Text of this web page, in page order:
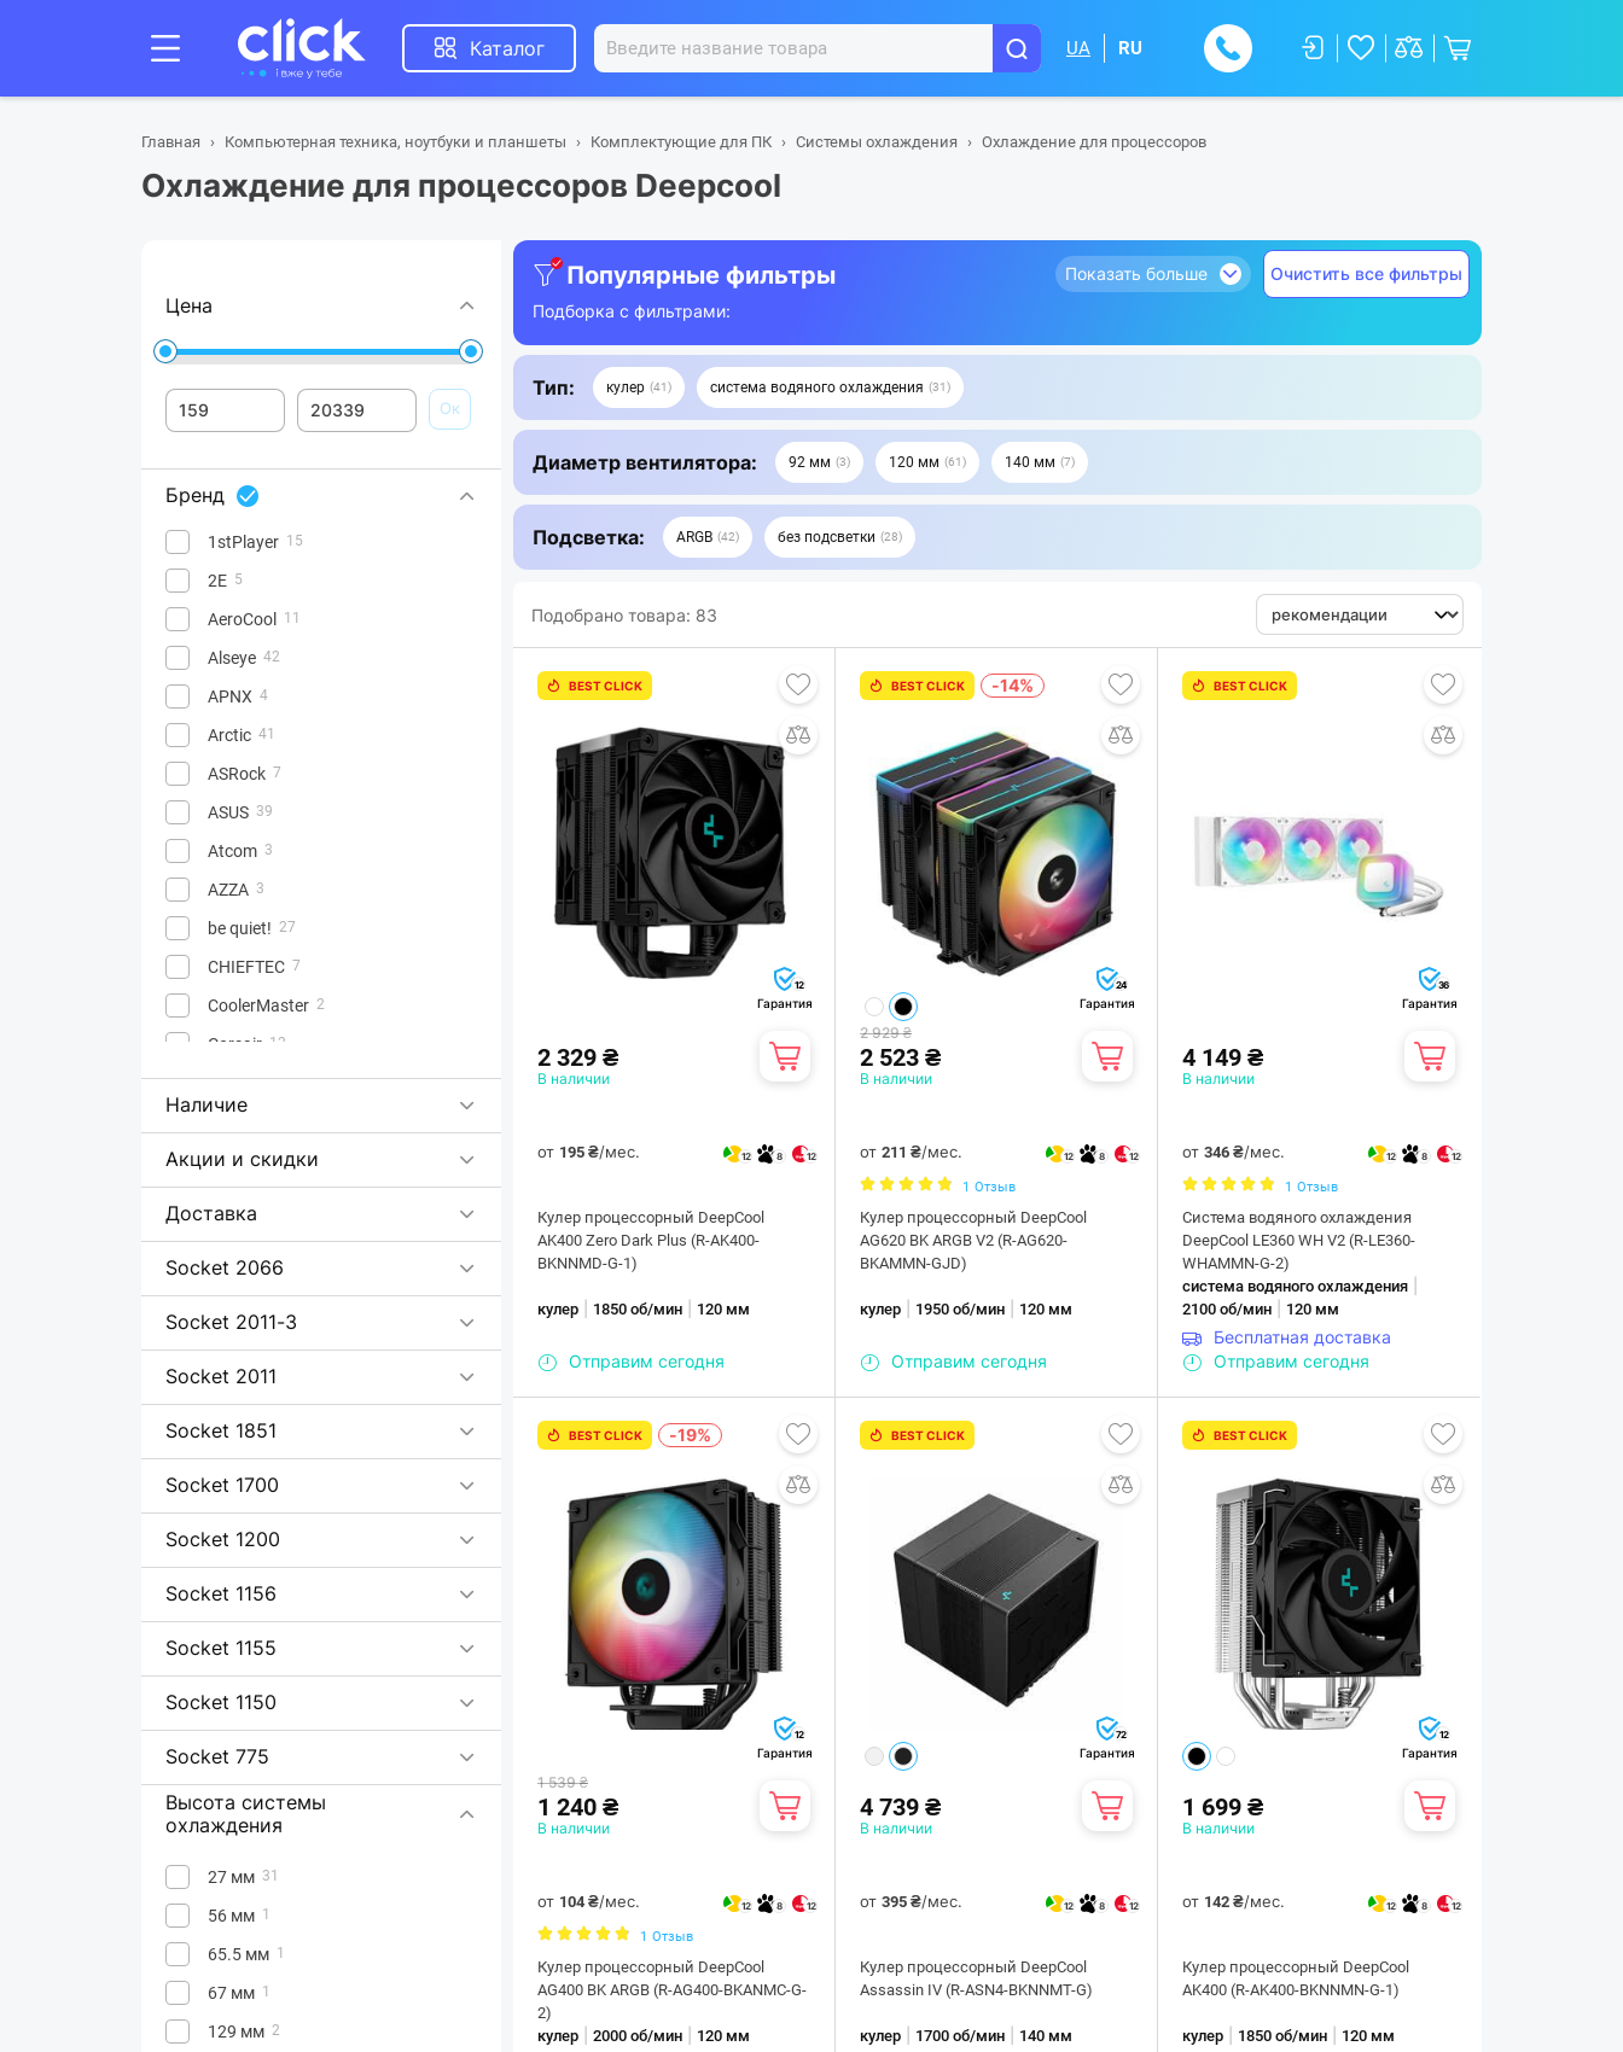
Каталог UA RU
Главная Компьютерная техника, ноутбуки и планшеты Комплектующие для ПК Системы охлаждения Охлаждение для процессоров
Охлаждение для процессоров Deepcool
Цена
Ок
Бренд
1stPlayer 15
2E 5
AeroCool 11
Alseye 42
APNX 4
Arctic 41
ASRock 7
ASUS 39
Atcom 3
AZZA 3
be quiet! 27
CHIEFTEC 7
CoolerMaster 2
Corsair 12
DarkFlash 13
Enermax 1
FSP
GameMax
Gigabyte 9
ID-Cooling 111
Machenike
Noctua 1
NZXT 9
Ocypus 32
PCCooler
SilverStone
Vinga 9
Наличие
Акции и скидки
Доставка
Socket 2066
Socket 2011-3
Socket 2011
Socket 1851
Socket 1700
Socket 1200
Socket 1156
Socket 1155
Socket 1150
Socket 775
Высота системы
охлаждения
27 мм 31
56 мм 1
65.5 мм 1
67 мм 1
129 мм 2
Популярные фильтры
Подборка с фильтрами:
Показать больше Очистить все фильтры
Тип: кулер 41 система водяного охлаждения 31
Диаметр вентилятора: 92 мм 3 120 мм 61 140 мм 7
Подсветка: ARGB 42 без подсветки 28
Подобрано товара: 83
BEST CLICK
12
Гарантия
2 329 ₴
В наличии
от 195 ₴/мес. 12 8 12
Кулер процессорный DeepCool
AK400 Zero Dark Plus (R-AK400-
BKNNMD-G-1)
кулер 1850 об/мин 120 мм
Отправим сегодня
BEST CLICK -14%
24
Гарантия
2 929 ₴
2 523 ₴
В наличии
от211 ₴/мес. 12 8 12
1 Отзыв
Кулер процессорный DeepCool
AG620 BK ARGB V2 (R-AG620-
BKAMMN-GJD)
кулер 1950 об/мин 120 мм
Отправим сегодня
BEST CLICK
36
Гарантия
4 149 ₴
В наличии
от346 ₴/мес. 12 8 12
1 Отзыв
Система водяного охлаждения
DeepCool LE360 WH V2 (R-LE360-
WHAMMN-G-2)
система водяного охлаждения
2100 об/мин 120 мм
Бесплатная доставка
Отправим сегодня
BEST CLICK -19%
12
Гарантия
1 539 ₴
1 240 ₴
В наличии
от 104 ₴/мес. 12 8 12
1 Отзыв
Кулер процессорный DeepCool
AG400 BK ARGB (R-AG400-BKANMC-G-
2)
кулер
2000 об/мин 120 мм
BEST CLICK
72
Гарантия
4 739 ₴
В наличии
от395 ₴/мес. 12 8 12
Кулер процессорный DeepCool
Assassin IV (R-ASN4-BKNNMT-G)
кулер 1700 об/мин 140 мм
BEST CLICK
12
Гарантия
1 699 ₴
В наличии
от 142 ₴/мес. 12 8 12
Кулер процессорный DeepCool
AK400 (R-AK400-BKNNMN-G-1)
кулер 1850 об/мин 120 мм